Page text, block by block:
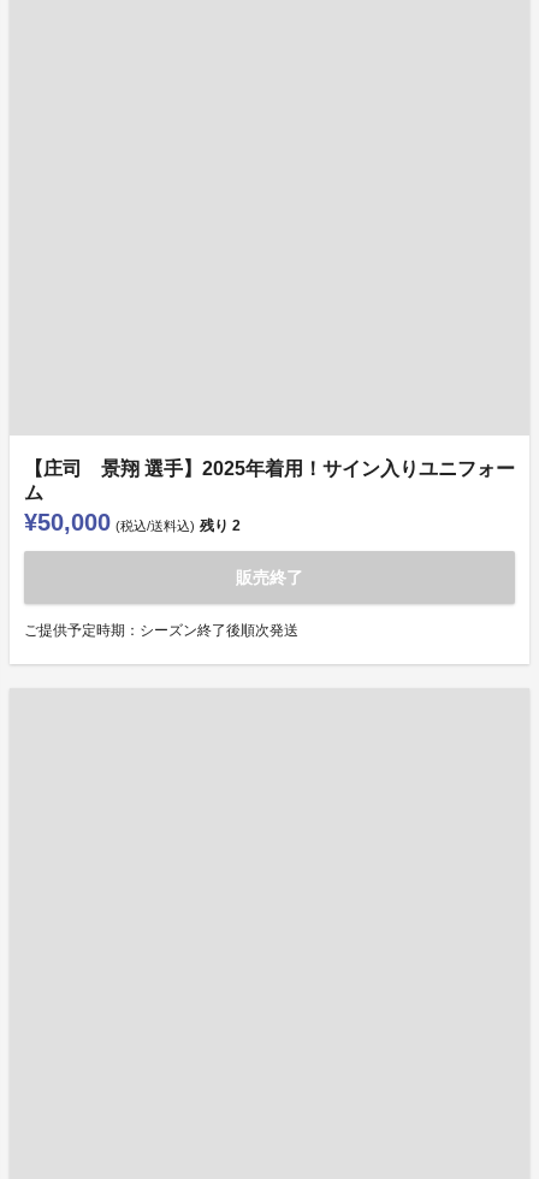
【庄司 景翔 選手】2025年着用！サイン入りユニフォー
ム
¥50,000 (税込/送料込) 残り 2
販売終了
ご提供予定時期：シーズン終了後順次発送